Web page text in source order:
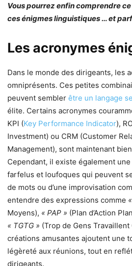
Vous pourrez enfin comprendre
ces énigmes linguistiques … et
Les acronymes
Dans le monde des dirigeants, les
omniprésents. Ces petites
peuvent sembler être un langage
élite. Certains acronymes
KPI (Key Performance Indicator),
Investment) ou CRM (Customer
Management), sont maintenant
Cependant, il existe également une
farfelus et loufoques qui peuvent
de mots ou d’une improvisation
entendre des expressions comme
Moyens), « PAP » (Plan d’Action
« TGTG » (Trop de Gens Travaillent
créations amusantes ajoutent une
légèreté aux réunions, tout en
dirigeants.